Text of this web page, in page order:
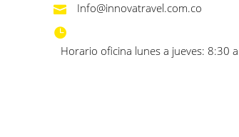
Info@innovatravel.com.co
Horario oficina lunes a jueves: 8:30